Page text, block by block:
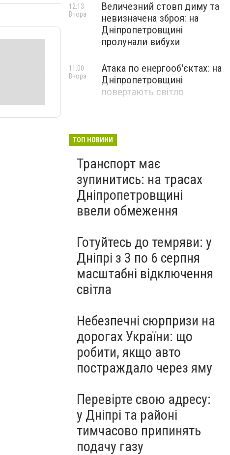
Величезний стовп диму та
невизначена зброя: на
Дніпропетровщині
пролунали вибухи
12:13
Вчора
Атака по енергооб'єктах: на
Дніпропетровщині
повертають світло
11:00
Вчора
ТОП НОВИНИ
Транспорт має
зупинитись: на трасах
Дніпропетровщині
ввели обмеження
Готуйтесь до темряви: у
Дніпрі з 3 по 6 серпня
масштабні відключення
світла
Небезпечні сюрпризи на
дорогах України: що
робити, якщо авто
постраждало через яму
Перевірте свою адресу:
у Дніпрі та районі
тимчасово припинять
подачу газу